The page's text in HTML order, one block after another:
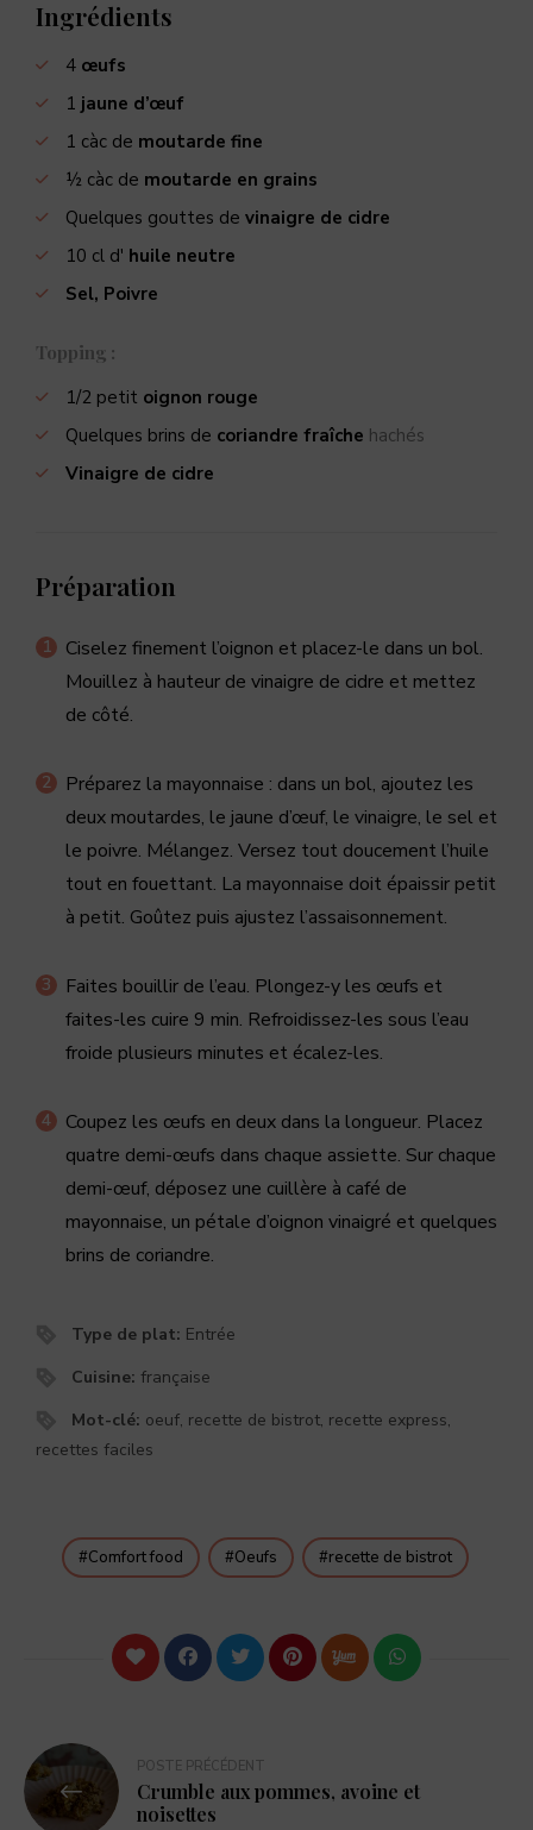
Ingrédients
4 œufs
1 jaune d’œuf
1 càc de moutarde fine
½ càc de moutarde en grains
Quelques gouttes de vinaigre de cidre
10 cl d' huile neutre
Sel, Poivre
Topping :
1/2 petit oignon rouge
Quelques brins de coriandre fraîche hachés
Vinaigre de cidre
Préparation
Ciselez finement l’oignon et placez-le dans un bol.
Mouillez à hauteur de vinaigre de cidre et mettez
de côté.
Préparez la mayonnaise : dans un bol, ajoutez les
deux moutardes, le jaune d’œuf, le vinaigre, le sel et
le poivre. Mélangez. Versez tout doucement l’huile
tout en fouettant. La mayonnaise doit épaissir petit
à petit. Goûtez puis ajustez l’assaisonnement.
Faites bouillir de l’eau. Plongez-y les œufs et
faites-les cuire 9 min. Refroidissez-les sous l’eau
froide plusieurs minutes et écalez-les.
Coupez les œufs en deux dans la longueur. Placez
quatre demi-œufs dans chaque assiette. Sur chaque
demi-œuf, déposez une cuillère à café de
mayonnaise, un pétale d’oignon vinaigré et quelques
brins de coriandre.
Type de plat: Entrée
Cuisine:française
Mot-clé: oeuf, recette de bistrot, recette express,
recettes faciles
Comfort food Oeufs recette de bistrot
POSTE PRÉCÉDENT
Crumble aux pommes, avoine et
noisettes